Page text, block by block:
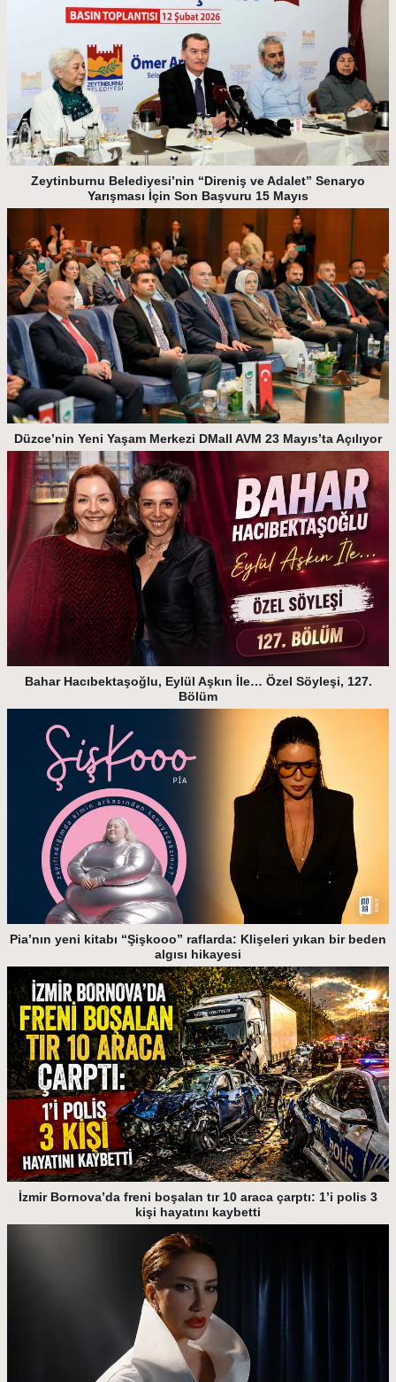
Zeytinburnu Belediyesi’nin “Direniş ve Adalet” Senaryo
Yarışması İçin Son Başvuru 15 Mayıs
Düzce’nin Yeni Yaşam Merkezi DMall AVM 23 Mayıs’ta Açılıyor
Bahar Hacıbektaşoğlu, Eylül Aşkın İle… Özel Söyleşi, 127.
Bölüm
Pia’nın yeni kitabı “Şişkooo” raflarda: Klişeleri yıkan bir beden
algısı hikayesi
İzmir Bornova’da freni boşalan tır 10 araca çarptı: 1’i polis 3
kişi hayatını kaybetti